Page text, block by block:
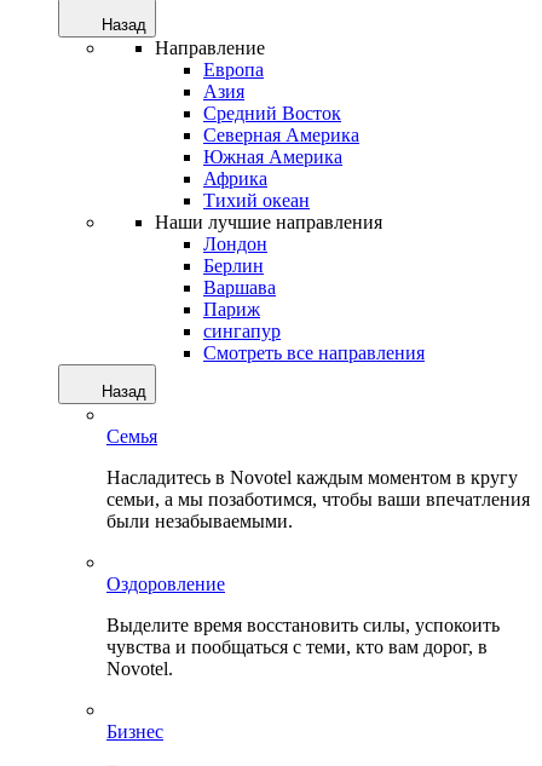
Назад
Направление
Европа
Азия
Средний Восток
Северная Америка
Южная Америка
Африка
Тихий океан
Наши лучшие направления
Лондон
Берлин
Варшава
Париж
сингапур
Смотреть все направления
Назад
Семья
Насладитесь в Novotel каждым моментом в кругу
семьи, а мы позаботимся, чтобы ваши впечатления
были незабываемыми.
Оздоровление
Выделите время восстановить силы, успокоить
чувства и пообщаться с теми, кто вам дорог, в
Novotel.
Бизнес